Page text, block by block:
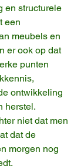
en structurele
een
meubels en
er ook op dat
punten
ontwikkeling
herstel.
niet dat men
dat de
morgen nog